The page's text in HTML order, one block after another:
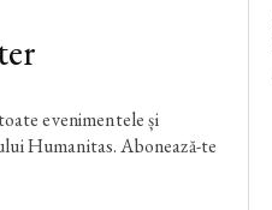
evenimentele și
Humanitas. Abonează-te